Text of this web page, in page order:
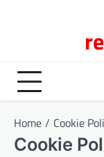
Home Cookie
Cookie